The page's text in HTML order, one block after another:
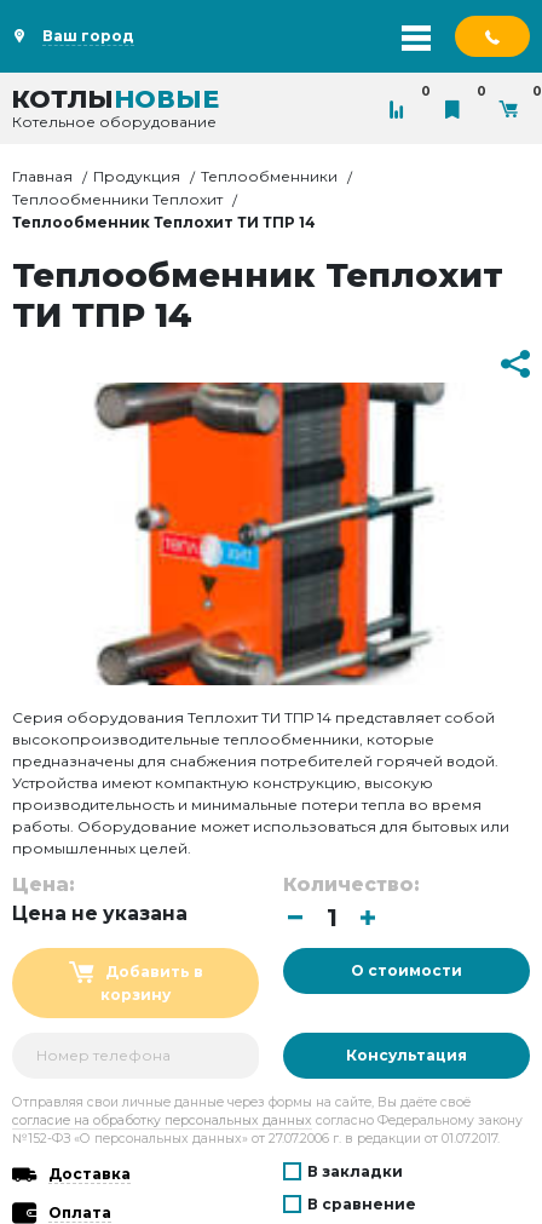
Ваш город
КОТЛЫНОВЫЕ
Котельное оборудование
0 0 0
Главная Продукция
Теплообменники
Теплообменники Теплохит
Теплообменник Теплохит ТИ ТПР 14
Теплообменник Теплохит
ТИ ТПР 14
Серия оборудования Теплохит ТИ ТПР 14 представляет собой
высокопроизводительные теплообменники, которые
предназначены для снабжения потребителей горячей водой.
Устройства имеют компактную конструкцию, высокую
производительность и минимальные потери тепла во время
работы. Оборудование может использоваться для бытовых или
промышленных целей.
Цена:
Цена не указана
Количество:
Добавить в
корзину
О стоимости
Консультация
Отправляя свои личные данные через формы на сайте, Вы даёте своё
согласие на обработку персональных данных согласно Федеральному закону
№152-ФЗ «О персональных данных» от 27.07.2006 г. в редакции от 01.07.2017.
Доставка
Оплата
В закладки
В сравнение